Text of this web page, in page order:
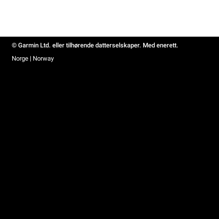
© Garmin Ltd. eller tilhørende datterselskaper. Med enerett.
Norge | Norway